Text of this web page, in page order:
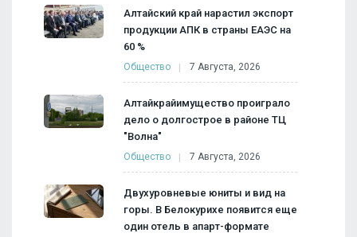
Алтайский край нарастил экспорт
продукции АПК в страны ЕАЭС на
60 %
Общество 7 Августа, 2026
Алтайкрайимущество проиграло
дело о долгострое в районе ТЦ
"Волна"
Общество 7 Августа, 2026
Двухуровневые юниты и вид на
горы. В Белокурихе появится еще
один отель в апарт-формате